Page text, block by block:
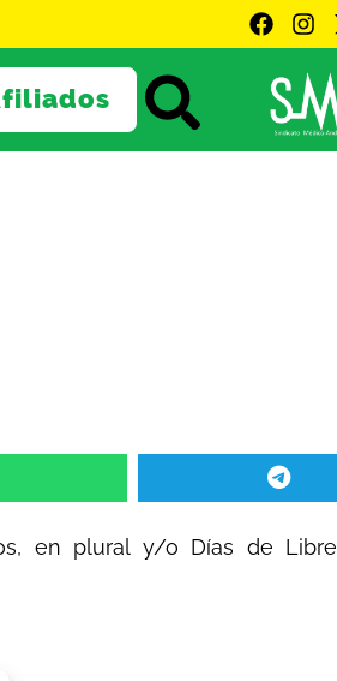
en plural y/o Días de Libre